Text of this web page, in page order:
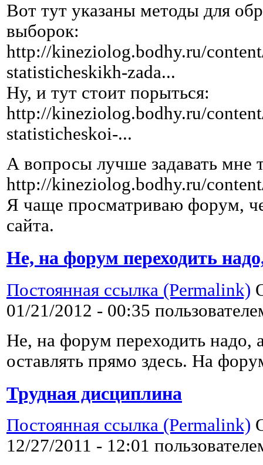
Вот тут указаны методы для
выборок:
http://kineziolog.bodhy.ru/
statisticheskikh-zada...
Ну, и тут стоит порыться:
http://kineziolog.bodhy.ru/
statisticheskoi-...
А вопросы лучше задавать мне
http://kineziolog.bodhy.ru/
Я чаще просматриваю форум,
сайта.
Не, на форум переходить
Постоянная ссылка (Permalink)
01/21/2012 - 00:35
Не, на форум переходить надо,
оставлять прямо здесь. На
Трудная дисциплина
Постоянная ссылка (Permalink)
12/27/2011 - 12:01